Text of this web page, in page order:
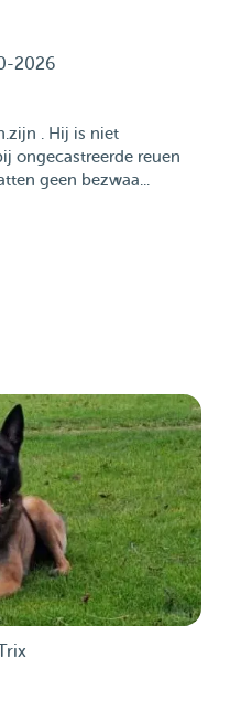
2026
. Hij is niet
ongecastreerde reuen
geen bezwaa...